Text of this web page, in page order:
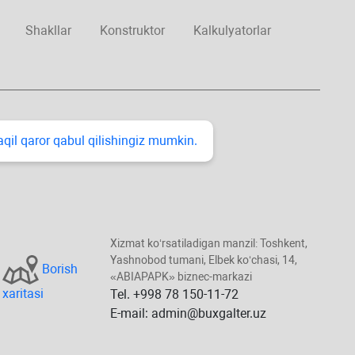
Shakllar Konstruktor Kalkulyatorlar
qaror qabul qilishingiz mumkin.
Borish
хaritasi
Xizmat koʻrsatiladigan manzil: Toshkent,
Yashnobod tumani, Elbek koʻchasi, 14,
«ABIAPAPK» biznec-markazi
Tel. +998 78 150-11-72
E-mail: admin@buxgalter.uz